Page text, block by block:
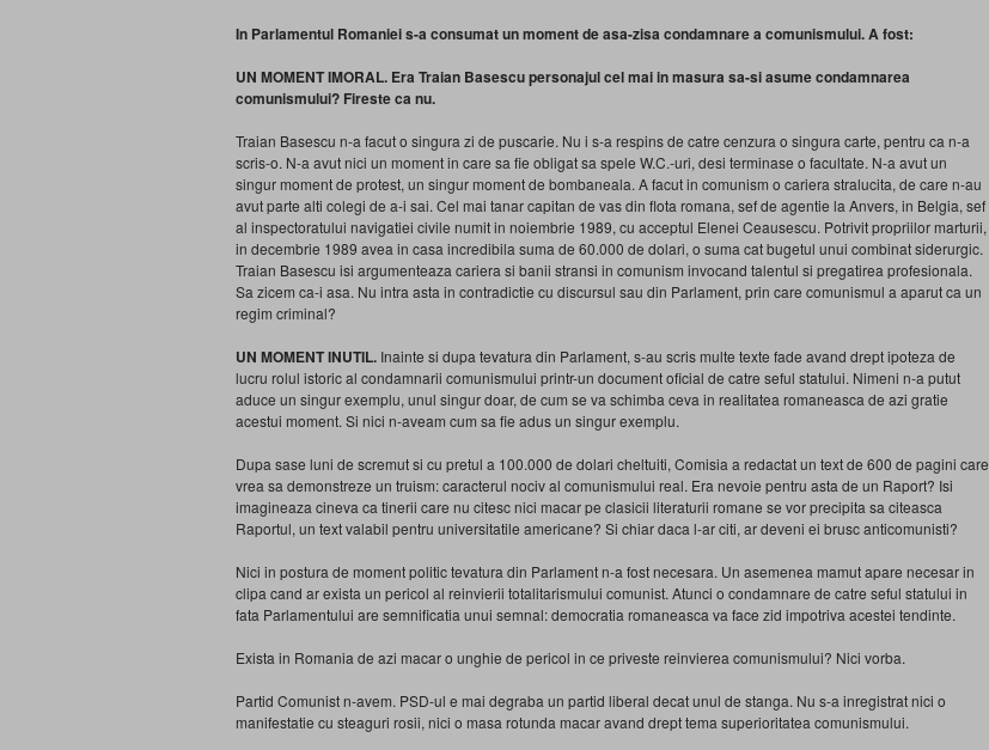
In Parlamentul Romaniei s-a consumat un moment de asa-zisa condamnare a comunismului. A fost:
UN MOMENT IMORAL. Era Traian Basescu personajul cel mai in masura sa-si asume condamnarea
comunismului? Fireste ca nu.
Traian Basescu n-a facut o singura zi de puscarie. Nu i s-a respins de catre cenzura o singura carte, pentru ca n-a
scris-o. N-a avut nici un moment in care sa fie obligat sa spele W.C.-uri, desi terminase o facultate. N-a avut un
singur moment de protest, un singur moment de bombaneala. A facut in comunism o cariera stralucita, de care n-au
avut parte alti colegi de a-i sai. Cel mai tanar capitan de vas din flota romana, sef de agentie la Anvers, in Belgia, sef
al inspectoratului navigatiei civile numit in noiembrie 1989, cu acceptul Elenei Ceausescu. Potrivit propriilor marturii,
in decembrie 1989 avea in casa incredibila suma de 60.000 de dolari, o suma cat bugetul unui combinat siderurgic.
Traian Basescu isi argumenteaza cariera si banii stransi in comunism invocand talentul si pregatirea profesionala.
Sa zicem ca-i asa. Nu intra asta in contradictie cu discursul sau din Parlament, prin care comunismul a aparut ca un
regim criminal?
UN MOMENT INUTIL. Inainte si dupa tevatura din Parlament, s-au scris multe texte fade avand drept ipoteza de
lucru rolul istoric al condamnarii comunismului printr-un document oficial de catre seful statului. Nimeni n-a putut
aduce un singur exemplu, unul singur doar, de cum se va schimba ceva in realitatea romaneasca de azi gratie
acestui moment. Si nici n-aveam cum sa fie adus un singur exemplu.
Dupa sase luni de scremut si cu pretul a 100.000 de dolari cheltuiti, Comisia a redactat un text de 600 de pagini care
vrea sa demonstreze un truism: caracterul nociv al comunismului real. Era nevoie pentru asta de un Raport? Isi
imagineaza cineva ca tinerii care nu citesc nici macar pe clasicii literaturii romane se vor precipita sa citeasca
Raportul, un text valabil pentru universitatile americane? Si chiar daca l-ar citi, ar deveni ei brusc anticomunisti?
Nici in postura de moment politic tevatura din Parlament n-a fost necesara. Un asemenea mamut apare necesar in
clipa cand ar exista un pericol al reinvierii totalitarismului comunist. Atunci o condamnare de catre seful statului in
fata Parlamentului are semnificatia unui semnal: democratia romaneasca va face zid impotriva acestei tendinte.
Exista in Romania de azi macar o unghie de pericol in ce priveste reinvierea comunismului? Nici vorba.
Partid Comunist n-avem. PSD-ul e mai degraba un partid liberal decat unul de stanga. Nu s-a inregistrat nici o
manifestatie cu steaguri rosii, nici o masa rotunda macar avand drept tema superioritatea comunismului.